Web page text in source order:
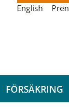
English
FÖRSÄKRING